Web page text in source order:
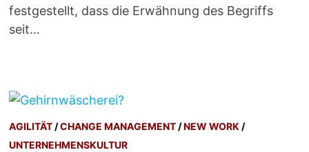
festgestellt, dass die Erwähnung des Begriffs
seit…
AGILITÄT/CHANGE MANAGEMENT/NEW WORK/
UNTERNEHMENSKULTUR